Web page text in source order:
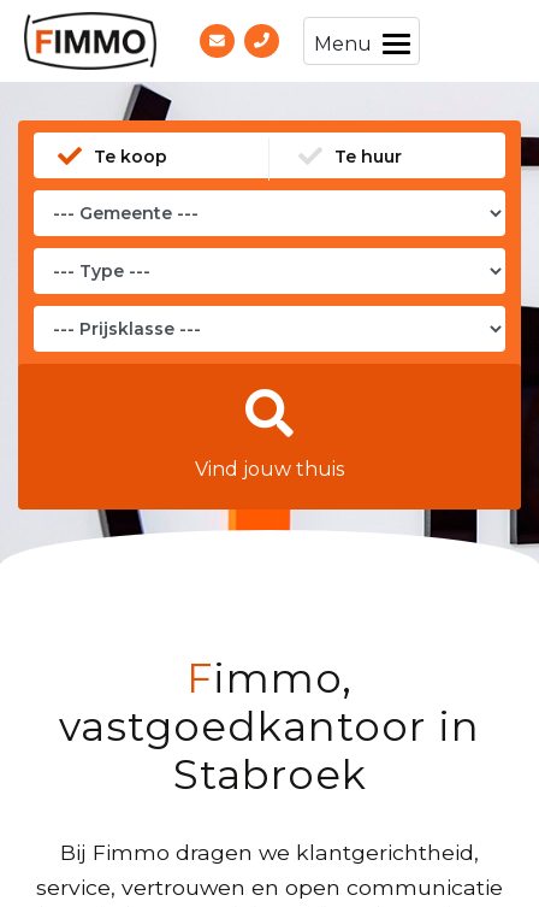
Menu
Te koop Te huur
Vind jouw thuis
Fimmo,
vastgoedkantoor in
Stabroek
Bij Fimmo dragen we klantgerichtheid,
service, vertrouwen en open communicatie